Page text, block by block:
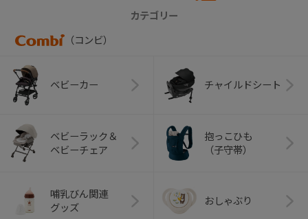
カテゴリー
（コンビ）
ベビーカー チャイルドシート
ベビーラック＆
ベビーチェア
抱っこひも
（子守帯）
哺乳びん関連
グッズ
おしゃぶり